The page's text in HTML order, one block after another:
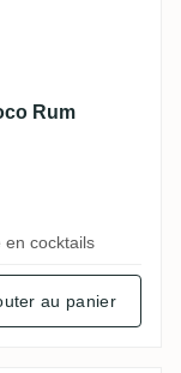
Rum
en cocktails
au panier